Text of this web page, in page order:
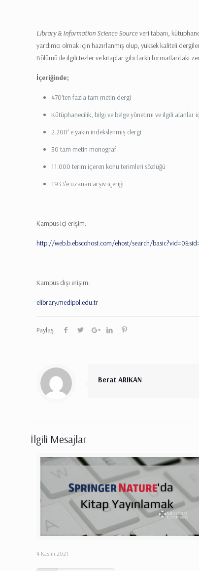
Library & Information Science Source veri tabanı,
yardımcı olmak için hazırlanmış olup, yüksek kaliteli
Bölümü ile ilgili tezler ve kitaplar gibi farklı formatlardaki
İçeriğinde;
470’ten fazla tam metin dergi
Kütüphanecilik, bilgi ve belge yönetimi ve ilgili alanlar
2.200′ e yakın indekslenmiş dergi
30 tam metin monograf
11.000 terim içeren konu terimleri sözlüğü
1933’e uzanan arşiv içeriği
Kampüs içi erişim:
http://web.b.ebscohost.com/ehost/search/
Kampüs dışı erişim:
elibrary.medipol.edu.tr
Paylaş
Berat ARIKAN
İlgili Mesajlar
4 Kasım 2021